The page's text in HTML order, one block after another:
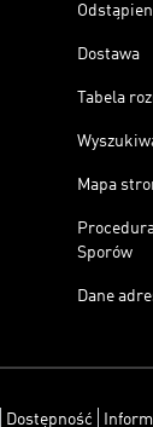
Dostawa
Tabela
Mapa
Sporów
Dane
Dostępność